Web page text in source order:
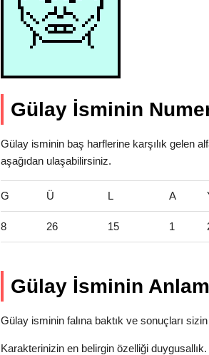
Gülay İsminin
Gülay isminin baş harflerine karşılık gelen
aşağıdan ulaşabilirsiniz.
G Ü L A
8 26 15 1
Gülay İsminin Anlam
Gülay isminin falına baktık ve sonuçları
Karakterinizin en belirgin özelliği